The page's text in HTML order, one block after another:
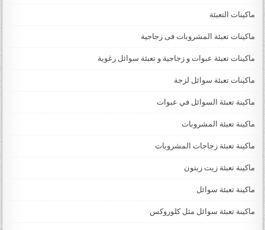
ماكينات التعبئة
ماكينات تعبئة المشروبات فى زجاجية
ماكينات تعبئة عبوات و زجاجية و تعبئة سوائل رغوية
ماكينات تعبئة سوائل لزجة
‏‏‏ماكينة تعبئة السوائل في عبوات
ماكينة تعبئة المشروبات
ماكينة تعبئة زجاجات المشروبات
ماكينة تعبئة زيت زيتون
ماكينة تعبئة سوائل
ماكينة تعبئة سوائل مثل كلوروكس